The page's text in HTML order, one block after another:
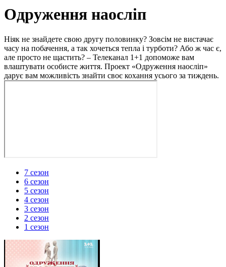
Одруження наосліп
Ніяк не знайдете свою другу половинку? Зовсім не вистачає
часу на побачення, а так хочеться тепла і турботи? Або ж час є,
але просто не щастить? – Телеканал 1+1 допоможе вам
влаштувати особисте життя. Проект «Одруження наосліп»
дарує вам можливість знайти своє кохання усього за тиждень.
7 сезон
6 сезон
5 сезон
4 сезон
3 сезон
2 сезон
1 сезон